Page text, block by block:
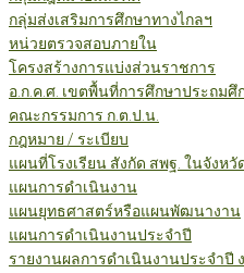
กลุ่มส่งเสริมการศึกษาทางไกลฯ
หน่วยตรวจสอบภายใน
โครงสร้างการแบ่งส่วนราชการ
อ.ก.ค.ศ. เขตพื้นที่การศึกษาประถมศึ
คณะกรรมการ ก.ต.ป.น.
กฎหมาย / ระเบียบ
แผนที่โรงเรียน สังกัด สพฐ. ในจังห
แผนการดำเนินงาน
แผนยุทธศาสตร์หรือแผนพัฒนางาน
แผนการดำเนินงานประจำปี
รายงานผลการดำเนินงานประจำปี